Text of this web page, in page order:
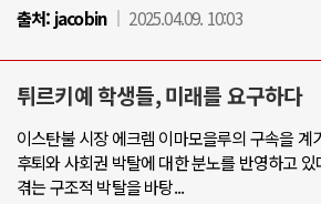
출처: jacobin 2025.04.09. 10:03
튀르키예 학생들, 미래를 요구하다
이스탄불 시장 에크렘 이마모을루의 구속을
후퇴와 사회권 박탈에 대한 분노를 반영하고
겪는 구조적 박탈을 바탕...
러시아-우크라이나 전쟁